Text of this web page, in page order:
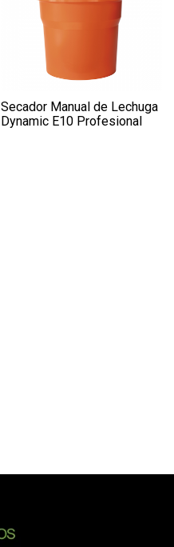
Secador Manual de Lechuga
Dynamic E10 Profesional